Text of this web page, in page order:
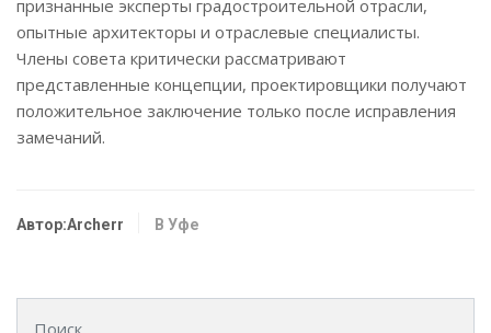
признанные эксперты градостроительной отрасли,
опытные архитекторы и отраслевые специалисты.
Члены совета критически рассматривают
представленные концепции, проектировщики получают
положительное заключение только после исправления
замечаний.
Автор:Archerr В Уфе